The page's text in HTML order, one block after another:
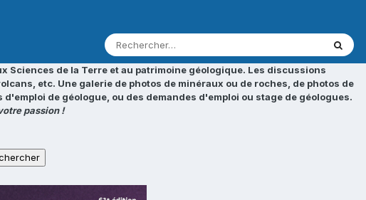
Sciences de la Terre et au patrimoine géologique. Les discussions
etc. Une galerie de photos de minéraux ou de roches, de photos de
de géologue, ou des demandes d'emploi ou stage de géologues.
passion !